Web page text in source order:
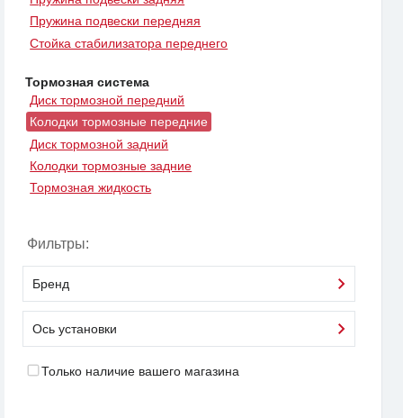
Пружина подвески передняя
Стойка стабилизатора переднего
Тормозная система
Диск тормозной передний
Колодки тормозные передние
Диск тормозной задний
Колодки тормозные задние
Тормозная жидкость
Фильтры:
Бренд
Ось установки
Только наличие вашего магазина